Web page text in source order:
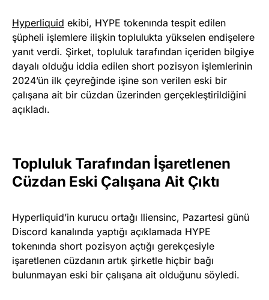
Hyperliquid ekibi, HYPE tokenında tespit edilen
şüpheli işlemlere ilişkin toplulukta yükselen endişelere
yanıt verdi. Şirket, topluluk tarafından içeriden bilgiye
dayalı olduğu iddia edilen short pozisyon işlemlerinin
2024’ün ilk çeyreğinde işine son verilen eski bir
çalışana ait bir cüzdan üzerinden gerçekleştirildiğini
açıkladı.
Topluluk Tarafından İşaretlenen
Cüzdan Eski Çalışana Ait Çıktı
Hyperliquid’in kurucu ortağı Iliensinc, Pazartesi günü
Discord kanalında yaptığı açıklamada HYPE
tokenında short pozisyon açtığı gerekçesiyle
işaretlenen cüzdanın artık şirketle hiçbir bağı
bulunmayan eski bir çalışana ait olduğunu söyledi.